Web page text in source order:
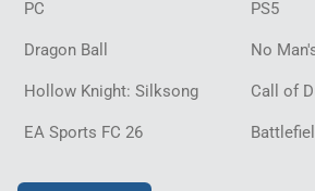
PC PS5
Dragon Ball No
Hollow Knight: Silksong Call of
EA Sports FC 26